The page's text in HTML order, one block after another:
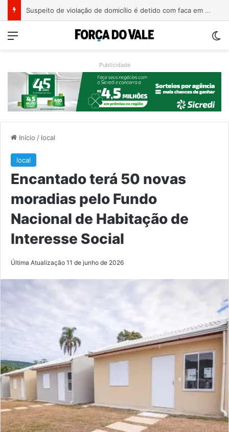
Suspeito de violação de domicílio é detido com faca em prédio de Estrela
Menu
Publicidade
Início / local
local
Encantado terá 50 novas
moradias pelo Fundo
Nacional de Habitação de
Interesse Social
Última Atualização 11 de junho de 2026